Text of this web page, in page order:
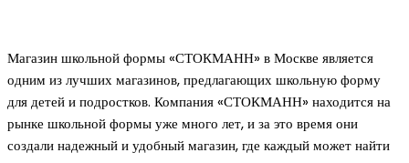
Магазин школьной формы «СТОКМАНН» в Москве является
одним из лучших магазинов, предлагающих школьную форму
для детей и подростков. Компания «СТОКМАНН» находится на
рынке школьной формы уже много лет, и за это время они
создали надежный и удобный магазин, где каждый может найти